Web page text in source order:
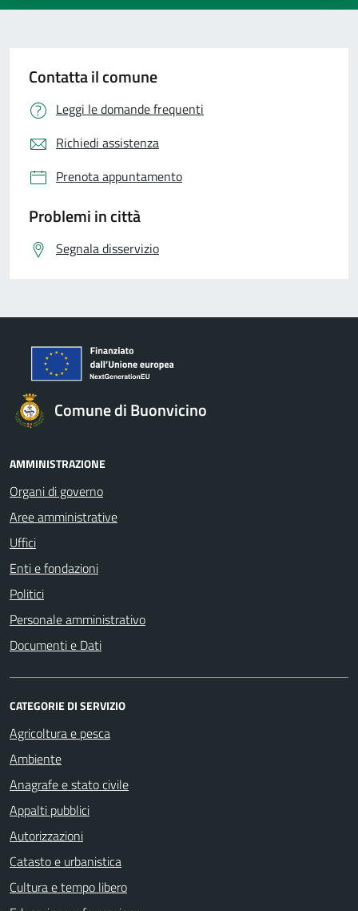
Contatta il comune
Leggi le domande frequenti
Richiedi assistenza
Prenota appuntamento
Problemi in città
Segnala disservizio
Comune di Buonvicino
AMMINISTRAZIONE
Organi di governo
Aree amministrative
Uffici
Enti e fondazioni
Politici
Personale amministrativo
Documenti e Dati
CATEGORIE DI SERVIZIO
Agricoltura e pesca
Ambiente
Anagrafe e stato civile
Appalti pubblici
Autorizzazioni
Catasto e urbanistica
Cultura e tempo libero